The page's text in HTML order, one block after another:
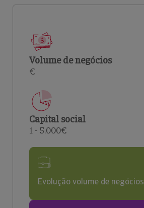
Volume de negócios
€
Capital social
1 - 5.000€
Evolução volume de negócios